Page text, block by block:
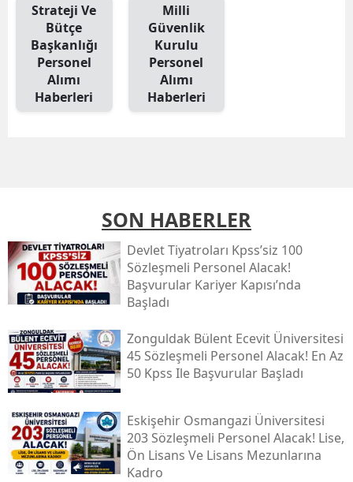
Strateji Ve
Bütçe
Başkanlığı
Personel
Alımı
Haberleri
Milli
Güvenlik
Kurulu
Personel
Alımı
Haberleri
SON HABERLER
Devlet Tiyatroları Kpss’siz 100
Sözleşmeli Personel Alacak!
Başvurular Kariyer Kapısı’nda
Başladı
Zonguldak Bülent Ecevit Üniversitesi
45 Sözleşmeli Personel Alacak! En Az
50 Kpss Ile Başvurular Başladı
Eskişehir Osmangazi Üniversitesi
203 Sözleşmeli Personel Alacak! Lise,
Ön Lisans Ve Lisans Mezunlarına
Kadro